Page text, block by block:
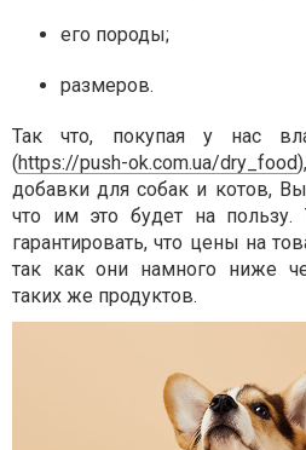
его породы;
размеров.
Так что, покупая у нас
(https://push-ok.com.ua/dry_food
добавки для собак и котов,
что им это будет на
гарантировать, что цены на
так как они намного ниже
таких же продуктов.